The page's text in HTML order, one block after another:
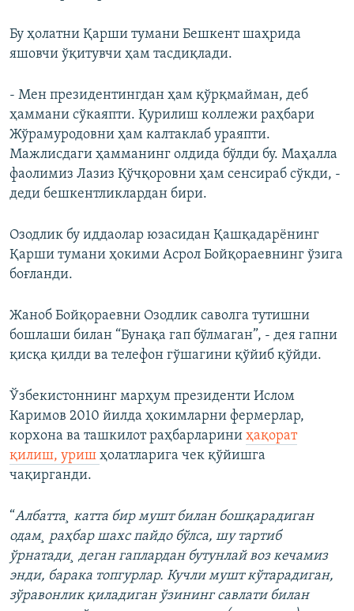
Бу ҳолатни Қарши тумани Бешкент шаҳрида
яшовчи ўқитувчи ҳам тасдиқлади.
- Мен президентингдан ҳам қўрқмайман, деб
ҳаммани сўкаяпти. Қурилиш коллежи раҳбари
Жўрамуродовни ҳам калтаклаб ураяпти.
Мажлисдаги ҳамманинг олдида бўлди бу. Маҳалла
фаолимиз Лазиз Қўчқоровни ҳам сенсираб сўкди, -
деди бешкентликлардан бири.
Озодлик бу иддаолар юзасидан Қашқадарёнинг
Қарши тумани ҳокими Асрол Бойқораевнинг ўзига
боғланди.
Жаноб Бойқораевни Озодлик саволга тутишни
бошлаши билан “Бунақа гап бўлмаган”, - дея гапни
қисқа қилди ва телефон гўшагини қўйиб қўйди.
Ўзбекистоннинг марҳум президенти Ислом
Каримов 2010 йилда ҳокимларни фермерлар,
корхона ва ташкилот раҳбарларини ҳақорат
қилиш, уриш ҳолатларига чек қўйишга
чақирганди.
“Албатта¸ катта бир мушт билан бошқарадиган
одам¸ раҳбар шахс пайдо бўлса, шу тартиб
ўрнатади¸ деган гаплардан бутунлай воз кечамиз
энди, барака топгурлар. Кучли мушт кўтарадиган,
зўравонлик қиладиган ўзининг савлати билан